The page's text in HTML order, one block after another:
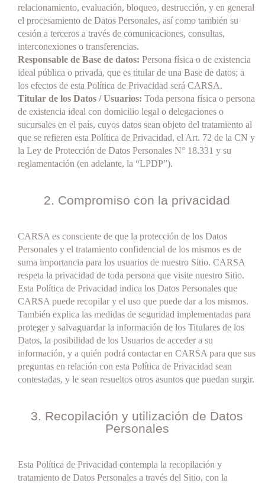
relacionamiento, evaluación, bloqueo, destrucción, y en general
el procesamiento de Datos Personales, así como también su
cesión a terceros a través de comunicaciones, consultas,
interconexiones o transferencias.
Responsable de Base de datos: Persona física o de existencia
ideal pública o privada, que es titular de una Base de datos; a
los efectos de esta Política de Privacidad será CARSA.
Titular de los Datos / Usuarios: Toda persona física o persona
de existencia ideal con domicilio legal o delegaciones o
sucursales en el país, cuyos datos sean objeto del tratamiento al
que se refieren esta Política de Privacidad, el Art. 72 de la CN y
la Ley de Protección de Datos Personales N° 18.331 y su
reglamentación (en adelante, la “LPDP”).
2. Compromiso con la privacidad
CARSA es consciente de que la protección de los Datos
Personales y el tratamiento confidencial de los mismos es de
suma importancia para los usuarios de nuestro Sitio. CARSA
respeta la privacidad de toda persona que visite nuestro Sitio.
Esta Política de Privacidad indica los Datos Personales que
CARSA puede recopilar y el uso que puede dar a los mismos.
También explica las medidas de seguridad implementadas para
proteger y salvaguardar la información de los Titulares de los
Datos, la posibilidad de los Usuarios de acceder a su
información, y a quién podrá contactar en CARSA para que sus
preguntas en relación con esta Política de Privacidad sean
contestadas, y le sean resueltos otros asuntos que puedan surgir.
3. Recopilación y utilización de Datos
Personales
Esta Política de Privacidad contempla la recopilación y
tratamiento de Datos Personales a través del Sitio, con la